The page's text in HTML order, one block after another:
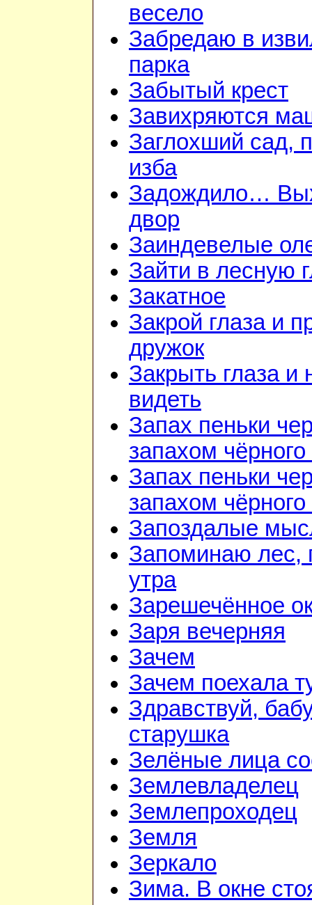
весело
Забредаю в
парка
Забытый крест
Завихряются
Заглохший сад,
изба
Задождило…
двор
Заиндевелые
Зайти в лесную
Закатное
Закрой глаза и
дружок
Закрыть глаза и
видеть
Запах пеньки
запахом
Запах пеньки
запахом
Запоздалые
Запоминаю лес,
утра
Зарешечённое
Заря вечерняя
Зачем
Зачем поехала
Здравствуй,
старушка
Зелёные лица
Землевладелец
Землепроходец
Земля
Зеркало
Зима. В окне